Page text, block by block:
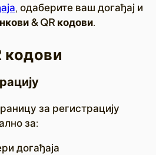
, одаберите ваш догађај и
& QR кодови.
кодови
за регистрацију
за:
догађаја